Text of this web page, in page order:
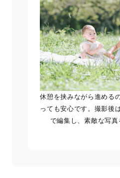
休憩を挟みながら進める
っても安心です。撮影後
で編集し、素敵な写真